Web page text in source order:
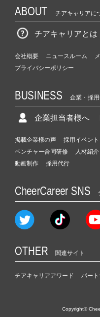
ABOUT チアキャリアに
チアキャリアとは
会社概要 ニュースルーム
プライバシーポリシー
BUSINESS 企業・採
企業担当者様へ
掲載企業様の声 採用イベント
ベンチャー合同研修
人材紹介
動画制作
採用代行
CheerCareer SNS
OTHER 関連サイト
チアキャリアアワード パー
Copyright©